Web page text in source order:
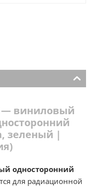
виниловый
зеленый |
односторонний
для радиационной